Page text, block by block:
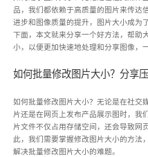
品，我们都依赖于高质量的图片来传达
进步和图像质量的提升，图片大小成为
下面，本文就来分享一个好方法，帮助
小，以便更加快速地处理和分享图像，
如何批量修改图片大小？分享
如何批量修改图片大小？无论是在社交
片还是在网页上发布产品展示图时，我
片文件不仅占用存储空间，还会导致网
此，我们需要掌握修改图片大小的方法
解决批量修改图片大小的难题。